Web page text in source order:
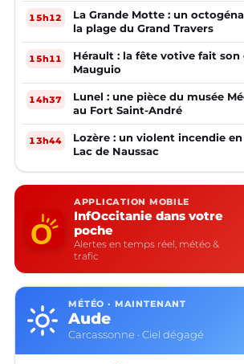
15h12
La Grande Motte : un
la plage du Grand Travers
15h11
Hérault : la fête votive fait
Mauguio
14h37
Lunel : une pièce du musée
au Fort Saint-André
13h44
Lozère : un violent incendie
Lac de Naussac
APPLICATION MOBILE
InfOccitanie dans votre
poche
Alertes en temps réel, météo &
trafic
MÉTÉO · MAINTENANT
Aude
Carcassonne · Ciel dégagé